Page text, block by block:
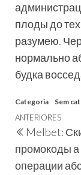
плоды до
разумею.
нормально
будка
Categoria Sem
ANTERIORES
Melbet:
промокоды а
операции